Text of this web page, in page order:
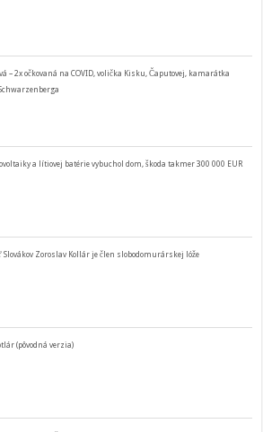
– 2x očkovaná na COVID, volička Kisku, Čaputovej, kamarátka
a lítiovej batérie vybuchol dom, škoda takmer 300 000 EUR
Slovákov Zoroslav Kollár je člen slobodomurárskej lóže
(pôvodná verzia)